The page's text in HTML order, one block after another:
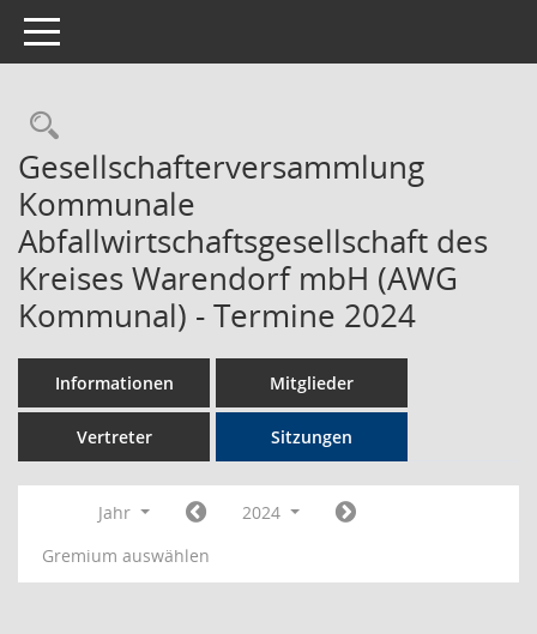
Toggle navigation
Rechercheauswahl
Gesellschafterversammlung
Kommunale
Abfallwirtschaftsgesellschaft des
Kreises Warendorf mbH (AWG
Kommunal) - Termine 2024
Informationen Mitglieder
Vertreter Sitzungen
Jahr
2024
Gremium auswählen